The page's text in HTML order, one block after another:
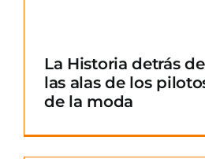
La Historia detrás
las alas de los
de la moda